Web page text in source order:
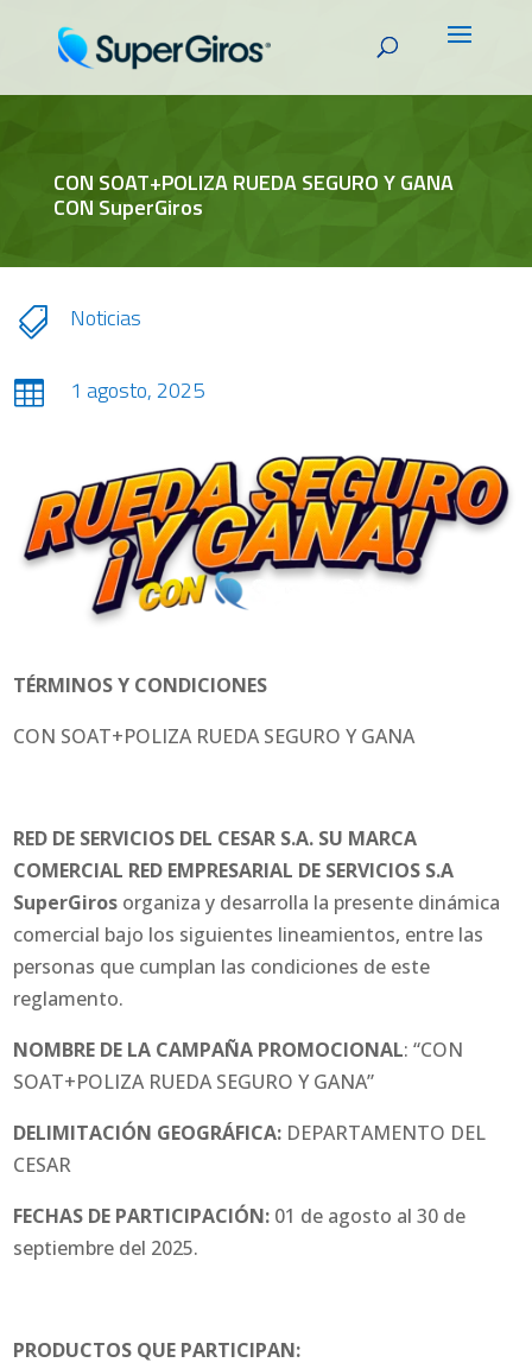
CON SOAT+POLIZA RUEDA SEGURO Y GANA
CON SuperGiros
 Noticias
 1 agosto, 2025
TÉRMINOS Y CONDICIONES
CON SOAT+POLIZA RUEDA SEGURO Y GANA
RED DE SERVICIOS DEL CESAR S.A. SU MARCA
COMERCIAL RED EMPRESARIAL DE SERVICIOS S.A
SuperGiros organiza y desarrolla la presente dinámica
comercial bajo los siguientes lineamientos, entre las
personas que cumplan las condiciones de este
reglamento.
NOMBRE DE LA CAMPAÑA PROMOCIONAL: “CON
SOAT+POLIZA RUEDA SEGURO Y GANA”
DELIMITACIÓN GEOGRÁFICA: DEPARTAMENTO DEL
CESAR
FECHAS DE PARTICIPACIÓN: 01 de agosto al 30 de
septiembre del 2025.
PRODUCTOS QUE PARTICIPAN: